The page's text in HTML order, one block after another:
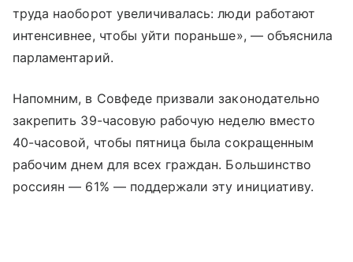
труда наоборот увеличивалась: люди работают
интенсивнее, чтобы уйти пораньше», — объяснила
парламентарий.
Напомним, в Совфеде призвали законодательно
закрепить 39-часовую рабочую неделю вместо
40-часовой, чтобы пятница была сокращенным
рабочим днем для всех граждан. Большинство
россиян — 61% — поддержали эту инициативу.